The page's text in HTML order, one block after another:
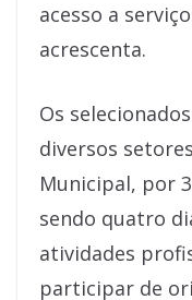
acesso a
acrescenta.
Os
diversos
Municipal, por
sendo quatro
atividades
participar de